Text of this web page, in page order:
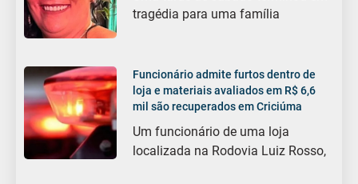
tragédia para uma família
Funcionário admite furtos dentro de
loja e materiais avaliados em R$ 6,6
mil são recuperados em Criciúma
Um funcionário de uma loja
localizada na Rodovia Luiz Rosso,